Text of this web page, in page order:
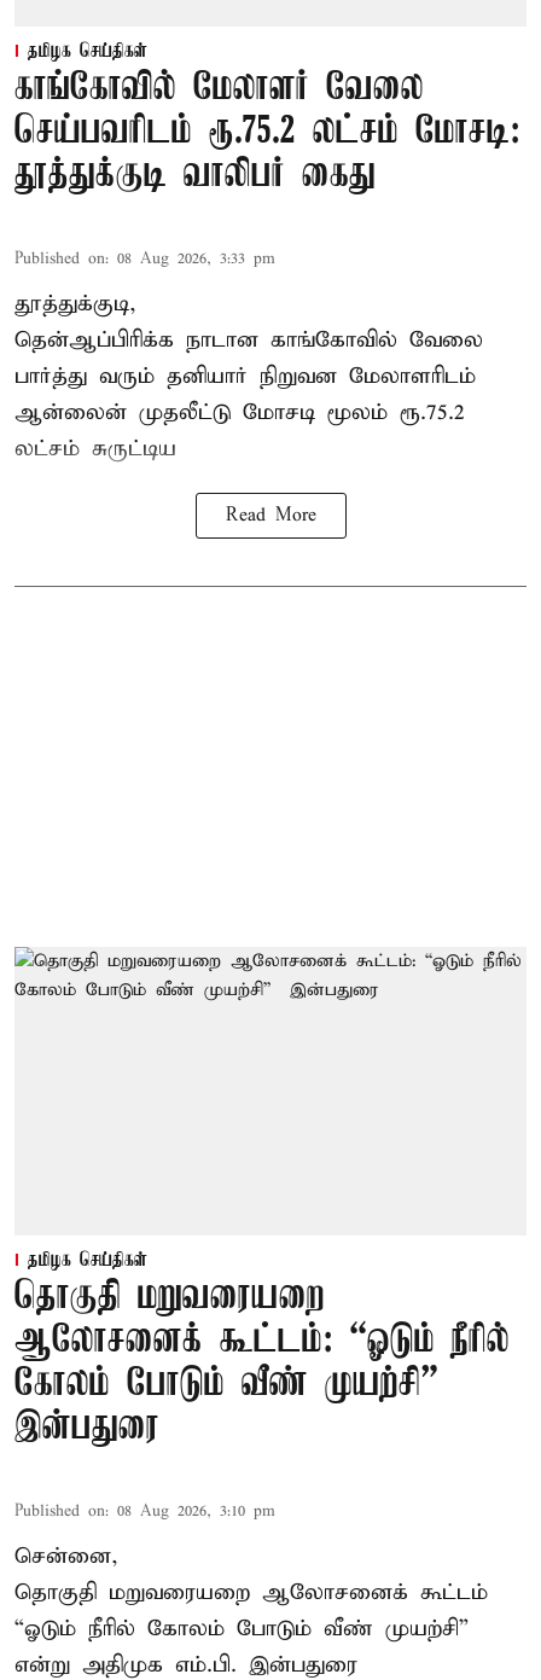
தமிழக செய்திகள்
காங்கோவில் மேலாளர் வேலை
செய்பவரிடம் ரூ.75.2 லட்சம் மோசடி:
தூத்துக்குடி வாலிபர் கைது
Published on: 08 Aug 2026, 3:33 pm
தூத்துக்குடி,
தென்ஆப்பிரிக்க நாடான காங்கோவில் வேலை
பார்த்து வரும் தனியார் நிறுவன மேலாளரிடம்
ஆன்லைன் முதலீட்டு மோசடி மூலம் ரூ.75.2
லட்சம் சுருட்டிய
Read More
தமிழக செய்திகள்
தொகுதி மறுவரையறை
ஆலோசனைக் கூட்டம்: “ஓடும் நீரில்
கோலம் போடும் வீண் முயற்சி” –
இன்பதுரை
Published on: 08 Aug 2026, 3:10 pm
சென்னை,
தொகுதி மறுவரையறை ஆலோசனைக் கூட்டம்
“ஓடும் நீரில் கோலம் போடும் வீண் முயற்சி”
என்று அதிமுக எம்.பி. இன்பதுரை